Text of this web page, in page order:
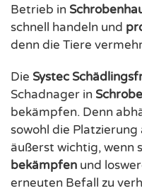
Betrieb in
schnell handeln und
denn die Tiere
Die Systec
Schadnager in
bekämpfen. Denn
sowohl die
äußerst wichtig, wenn
bekämpfen und
erneuten Befall zu